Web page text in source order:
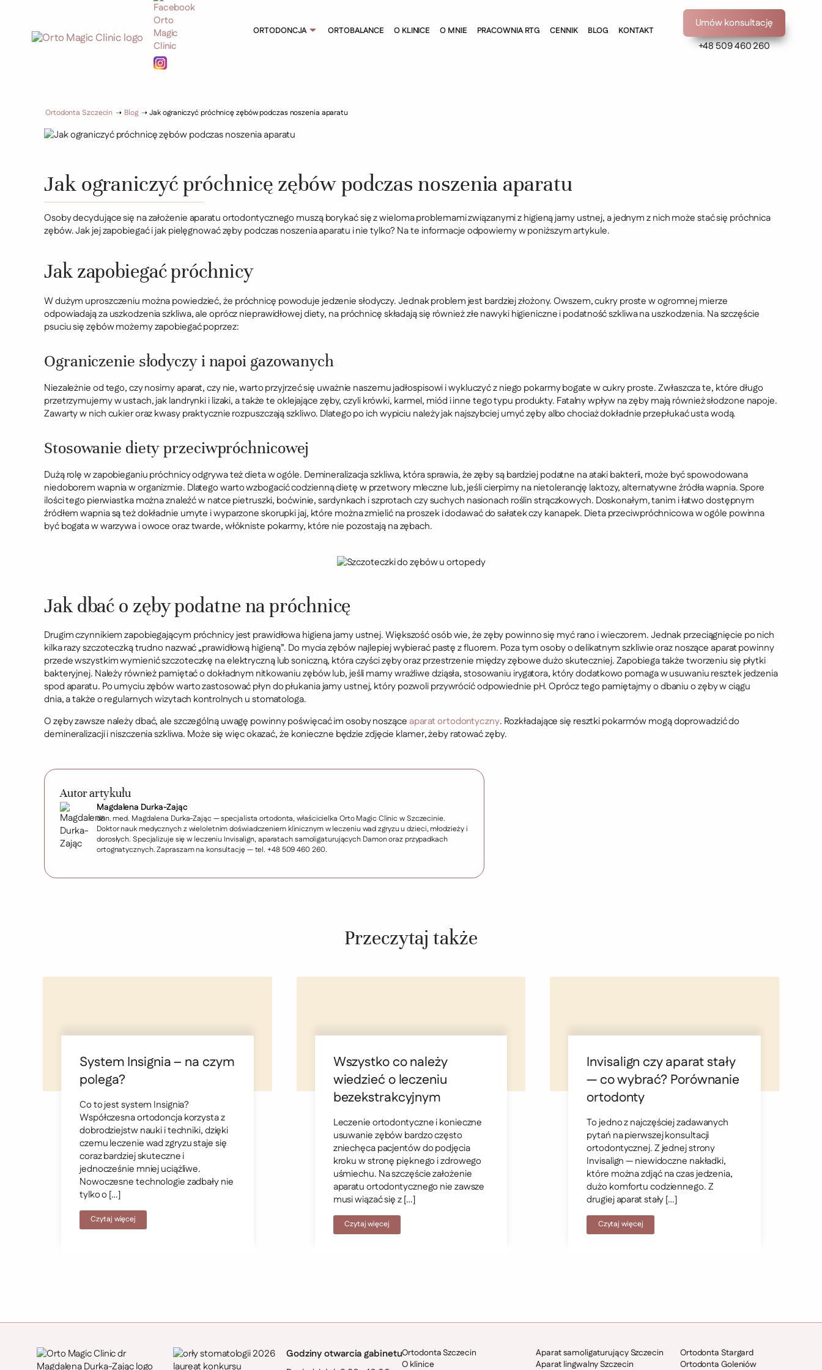
ORTODONCJA ORTOBALANCE O KLINICE O MNIE PRACOWNIA RTG CENNIK BLOG KONTAKT
Umów konsultację
+48 509 460 260
Ortodonta Szczecin ➝ Blog ➝ Jak ograniczyć próchnicę zębów podczas noszenia aparatu
Jak ograniczyć próchnicę zębów podczas noszenia aparatu
Osoby decydujące się na założenie aparatu ortodontycznego muszą borykać się z wieloma problemami związanymi z higieną jamy ustnej, a jednym z nich może stać się próchnica
zębów. Jak jej zapobiegać i jak pielęgnować zęby podczas noszenia aparatu i nie tylko? Na te informacje odpowiemy w poniższym artykule.
Jak zapobiegać próchnicy
W dużym uproszczeniu można powiedzieć, że próchnicę powoduje jedzenie słodyczy. Jednak problem jest bardziej złożony. Owszem, cukry proste w ogromnej mierze
odpowiadają za uszkodzenia szkliwa, ale oprócz nieprawidłowej diety, na próchnicę składają się również złe nawyki higieniczne i podatność szkliwa na uszkodzenia. Na szczęście
psuciu się zębów możemy zapobiegać poprzez:
Ograniczenie słodyczy i napoi gazowanych
Niezależnie od tego, czy nosimy aparat, czy nie, warto przyjrzeć się uważnie naszemu jadłospisowi i wykluczyć z niego pokarmy bogate w cukry proste. Zwłaszcza te, które długo
przetrzymujemy w ustach, jak landrynki i lizaki, a także te oklejające zęby, czyli krówki, karmel, miód i inne tego typu produkty. Fatalny wpływ na zęby mają również słodzone napoje.
Zawarty w nich cukier oraz kwasy praktycznie rozpuszczają szkliwo. Dlatego po ich wypiciu należy jak najszybciej umyć zęby albo chociaż dokładnie przepłukać usta wodą.
Stosowanie diety przeciwpróchnicowej
Dużą rolę w zapobieganiu próchnicy odgrywa też dieta w ogóle. Demineralizacja szkliwa, która sprawia, że zęby są bardziej podatne na ataki bakterii, może być spowodowana
niedoborem wapnia w organizmie. Dlatego warto wzbogacić codzienną dietę w przetwory mleczne lub, jeśli cierpimy na nietolerancję laktozy, alternatywne źródła wapnia. Spore
ilości tego pierwiastka można znaleźć w natce pietruszki, boćwinie, sardynkach i szprotach czy suchych nasionach roślin strączkowych. Doskonałym, tanim i łatwo dostępnym
źródłem wapnia są też dokładnie umyte i wyparzone skorupki jaj, które można zmielić na proszek i dodawać do sałatek czy kanapek. Dieta przeciwpróchnicowa w ogóle powinna
być bogata w warzywa i owoce oraz twarde, włókniste pokarmy, które nie pozostają na zębach.
Jak dbać o zęby podatne na próchnicę
Drugim czynnikiem zapobiegającym próchnicy jest prawidłowa higiena jamy ustnej. Większość osób wie, że zęby powinno się myć rano i wieczorem. Jednak przeciągnięcie po nich
kilka razy szczoteczką trudno nazwać „prawidłową higieną”. Do mycia zębów najlepiej wybierać pastę z fluorem. Poza tym osoby o delikatnym szkliwie oraz noszące aparat powinny
przede wszystkim wymienić szczoteczkę na elektryczną lub soniczną, która czyści zęby oraz przestrzenie między zębowe dużo skuteczniej. Zapobiega także tworzeniu się płytki
bakteryjnej. Należy również pamiętać o dokładnym nitkowaniu zębów lub, jeśli mamy wrażliwe dziąsła, stosowaniu irygatora, który dodatkowo pomaga w usuwaniu resztek jedzenia
spod aparatu. Po umyciu zębów warto zastosować płyn do płukania jamy ustnej, który pozwoli przywrócić odpowiednie pH. Oprócz tego pamiętajmy o dbaniu o zęby w ciągu
dnia, a także o regularnych wizytach kontrolnych u stomatologa.
O zęby zawsze należy dbać, ale szczególną uwagę powinny poświęcać im osoby nosząceaparat ortodontyczny. Rozkładające się resztki pokarmów mogą doprowadzić do
demineralizacji i niszczenia szkliwa. Może się więc okazać, że konieczne będzie zdjęcie klamer, żeby ratować zęby.
Autor artykułu
Magdalena Durka-Zając
dr n. med. Magdalena Durka-Zając — specjalista ortodonta, właścicielka Orto Magic Clinic w Szczecinie.
Doktor nauk medycznych z wieloletnim doświadczeniem klinicznym w leczeniu wad zgryzu u dzieci, młodzieży i
dorosłych. Specjalizuje się w leczeniu Invisalign, aparatach samoligaturujących Damon oraz przypadkach
ortognatycznych. Zapraszam na konsultację — tel. +48 509 460 260.
Przeczytaj także
System Insignia – na czym
polega?
Co to jest system Insignia?
Współczesna ortodoncja korzysta z
dobrodziejstw nauki i techniki, dzięki
czemu leczenie wad zgryzu staje się
coraz bardziej skuteczne i
jednocześnie mniej uciążliwe.
Nowoczesne technologie zadbały nie
tylko o […]
Czytaj więcej
Wszystko co należy
wiedzieć o leczeniu
bezekstrakcyjnym
Leczenie ortodontyczne i konieczne
usuwanie zębów bardzo często
zniechęca pacjentów do podjęcia
kroku w stronę pięknego i zdrowego
uśmiechu. Na szczęście założenie
aparatu ortodontycznego nie zawsze
musi wiązać się z […]
Czytaj więcej
Invisalign czy aparat stały
— co wybrać? Porównanie
ortodonty
To jedno z najczęściej zadawanych
pytań na pierwszej konsultacji
ortodontycznej. Z jednej strony
Invisalign — niewidoczne nakładki,
które można zdjąć na czas jedzenia,
dużo komfortu codziennego. Z
drugiej aparat stały […]
Czytaj więcej
Godziny otwarcia gabinetuOrtodonta Szczecin
O klinice
Aparat samoligaturujący Szczecin
Aparat lingwalny Szczecin
Ortodonta Stargard
Ortodonta Goleniów